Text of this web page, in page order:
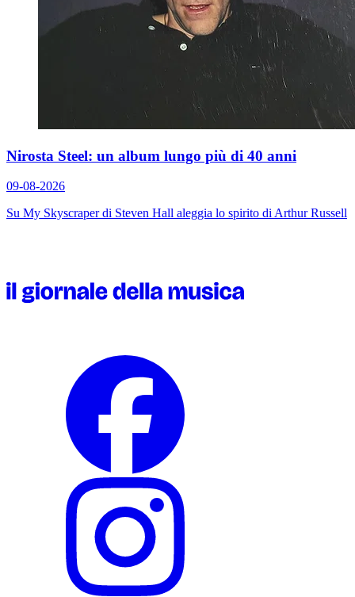
Nirosta Steel: un album lungo più di 40 anni
09-08-2026
Su My Skyscraperdi Steven Hall aleggia lo spirito di Arthur Russell